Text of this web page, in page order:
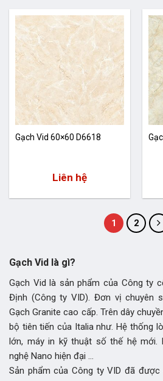
Gạch Vid là gì?
Gạch Vid là sản phẩm của Công ty
Định (Công ty VID). Đơn vị chuyên
Gạch Granite cao cấp. Trên dây
bộ tiên tiến của Italia như. Hệ thống
lớn, máy in kỹ thuật số thế hệ mới.
nghệ Nano hiện đại …
Sản phẩm của Công ty VID đã
Gạch Vid 60×60 D6618
Liên hệ
1 2